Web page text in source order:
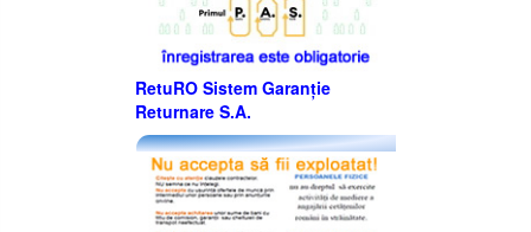
RetuRO Sistem Garanție
Returnare S.A.